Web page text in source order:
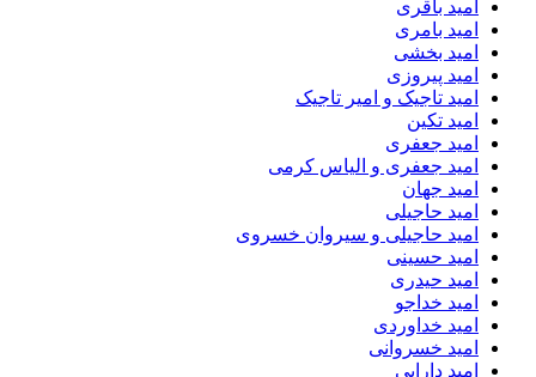
امید باقری
امید بامری
امید بخشی
امید پیروزی
امید تاجیک و امیر تاجیک
امید تکین
امید جعفری
امید جعفری و الیاس کرمی
امید جهان
امید حاجیلی
امید حاجیلی و سیروان خسروی
امید حسینی
امید حیدری
امید خداجو
امید خداوردی
امید خسروانی
امید دارابی